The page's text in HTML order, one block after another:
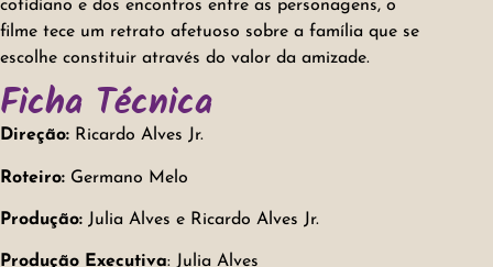
cotidiano e dos encontros entre as personagens, o
filme tece um retrato afetuoso sobre a família que se
escolhe constituir através do valor da amizade.
Ficha Técnica
Direção: Ricardo Alves Jr.
Roteiro: Germano Melo
Produção: Julia Alves e Ricardo Alves Jr.
Produção Executiva: Julia Alves